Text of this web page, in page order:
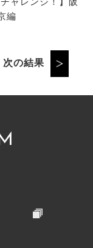
ャレンジ！】阪
編
次の結果